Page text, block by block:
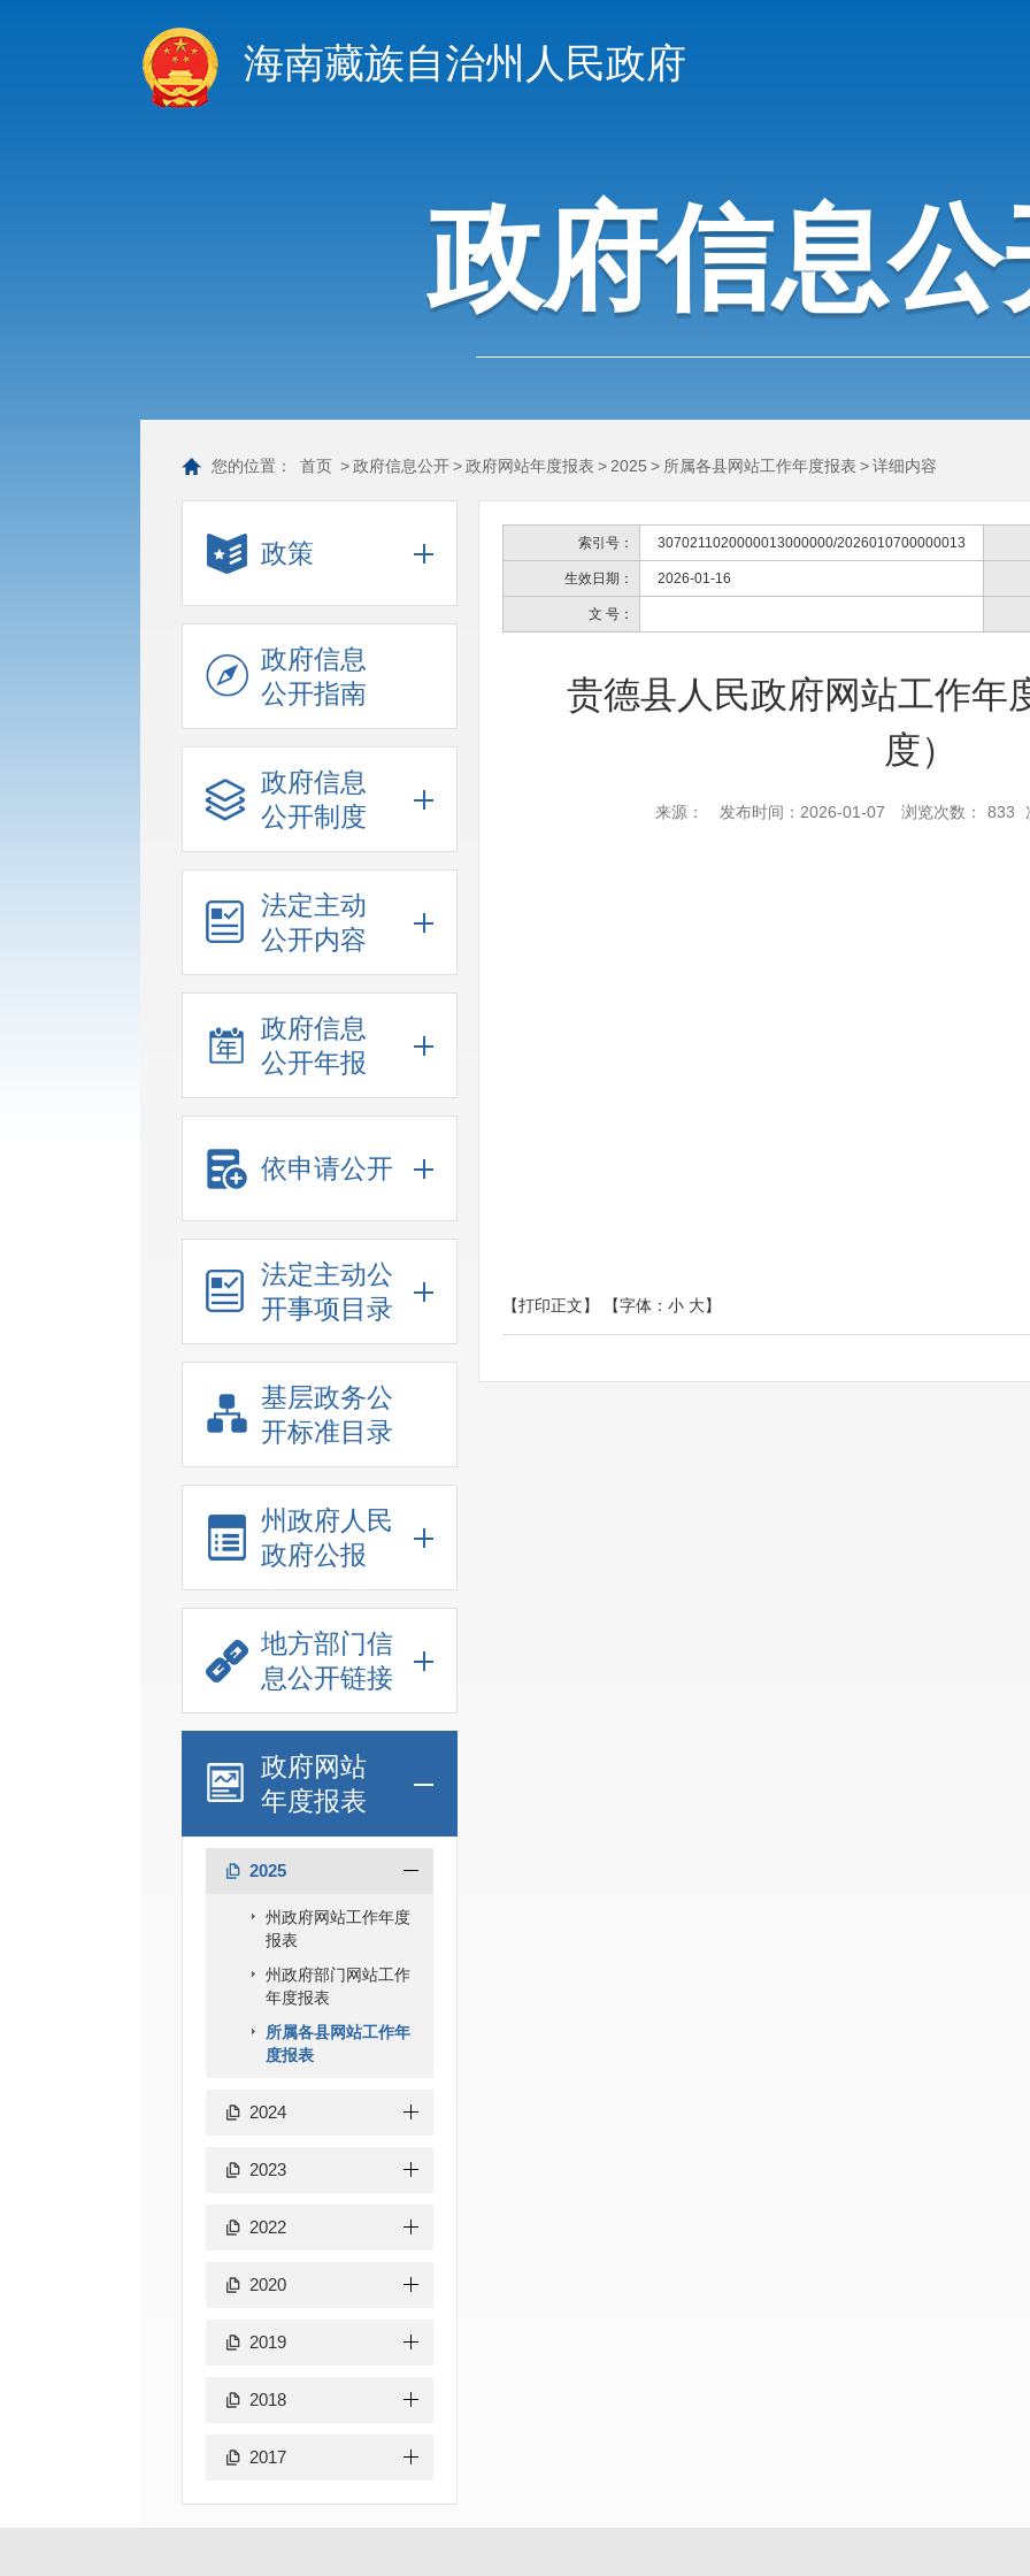
海南藏族自治州人民政府
政府信息公
您的位置： 首页 >政府信息公开>政府网站年度报表 > 2025 > 所属各县网站工作年度报表 >详细内容
政策
政府信息
公开指南
政府信息
公开制度
法定主动
公开内容
政府信息
公开年报
依申请公开
法定主动公
开事项目录
基层政务公
开标准目录
州政府人民
政府公报
地方部门信
息公开链接
政府网站
年度报表
2025
州政府网站工作年度
报表
州政府部门网站工作
年度报表
所属各县网站工作年
度报表
2024
2023
2022
2020
2019
2018
2017
索引号： 3070211020000013000000/2026010700000013
生效日期： 2026-01-16
文 号：
贵德县人民政府网站工作年
度）
来源： 发布时间：2026-01-07 浏览次数： 833
【打印正文】 【字体： 小 大】